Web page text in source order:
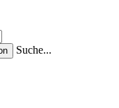
Suche...